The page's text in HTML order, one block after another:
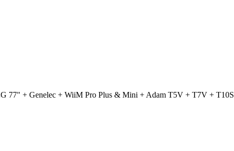
77" + Genelec + WiiM Pro Plus & Mini + Adam T5V + T7V + T10S